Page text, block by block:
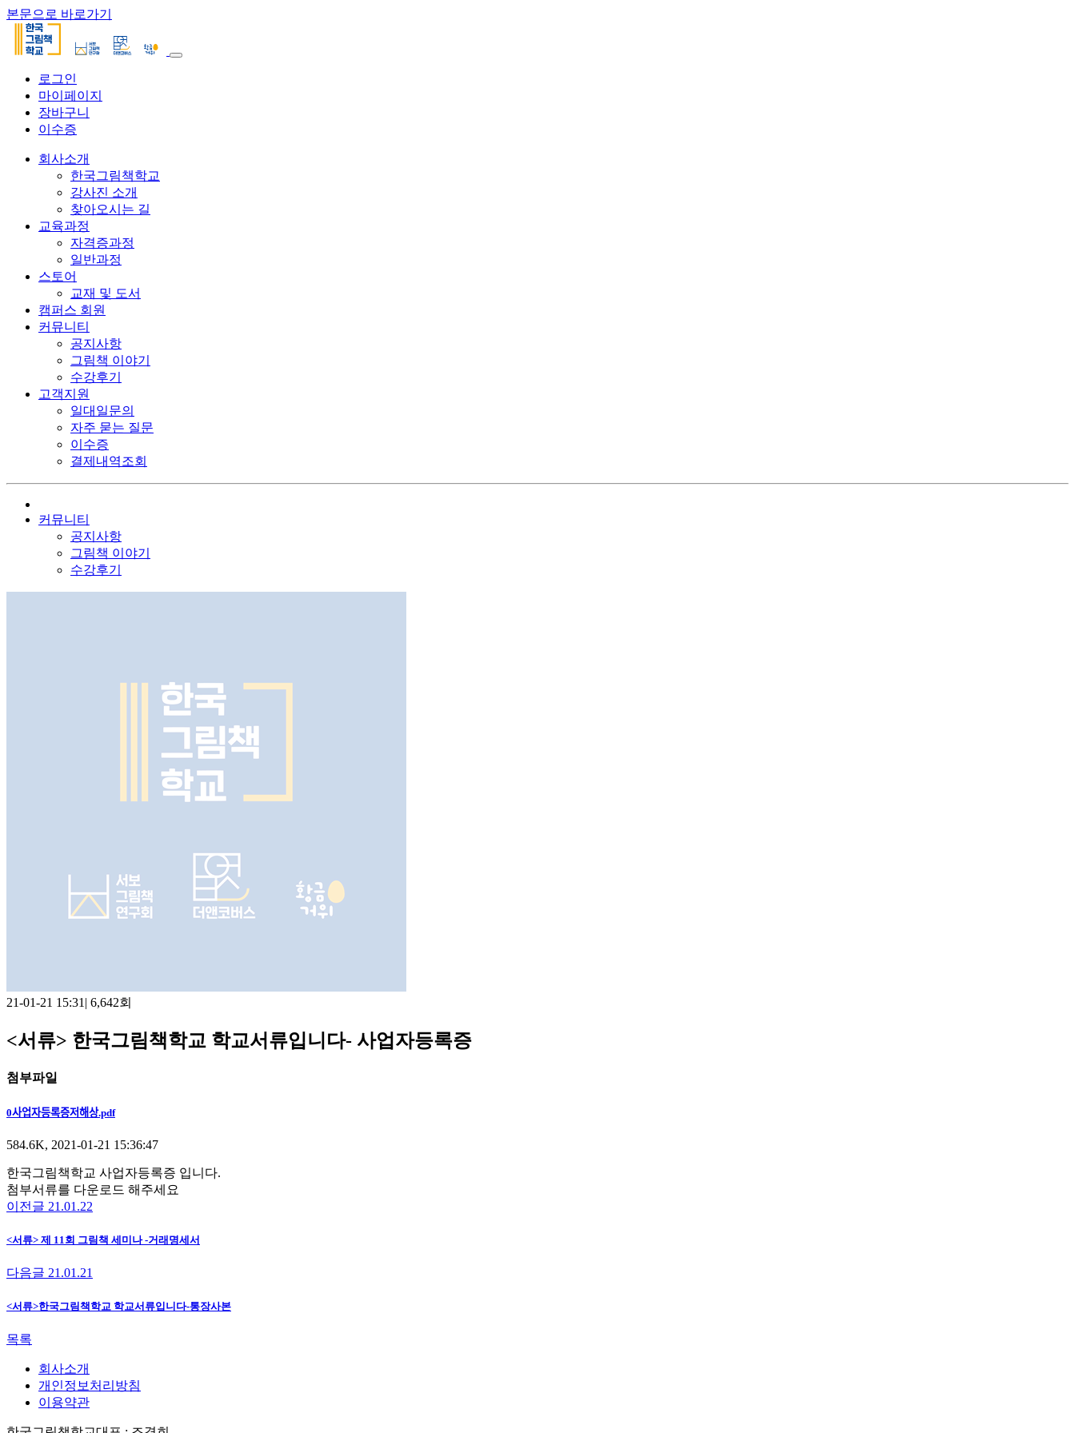
본문으로 바로가기
로그인
마이페이지
장바구니
이수증
회사소개
한국그림책학교
강사진 소개
찾아오시는 길
교육과정
자격증과정
일반과정
스토어
교재 및 도서
캠퍼스 회원
커뮤니티
공지사항
그림책 이야기
수강후기
고객지원
일대일문의
자주 묻는 질문
이수증
결제내역조회
커뮤니티
공지사항
그림책 이야기
수강후기
21-01-21 15:31 | 6,642회
<서류> 한국그림책학교 학교서류입니다- 사업자등록증
첨부파일
0사업자등록증저해상.pdf
584.6K, 2021-01-21 15:36:47
한국그림책학교 사업자등록증 입니다.
첨부서류를 다운로드 해주세요
이전글 21.01.22
<서류> 제 11회 그림책 세미나 -거래명세서
다음글 21.01.21
<서류>한국그림책학교 학교서류입니다-통장사본
목록
회사소개
개인정보처리방침
이용약관